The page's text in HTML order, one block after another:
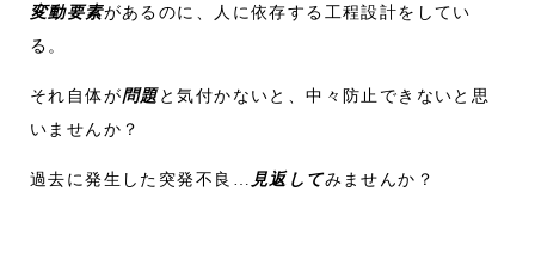
変動要素があるのに、人に依存する工程設計をしてい
る。
それ自体が問題と気付かないと、中々防止できないと思
いませんか？
過去に発生した突発不良… 見返してみませんか？